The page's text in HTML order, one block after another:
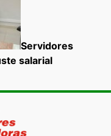
Servidores
salarial